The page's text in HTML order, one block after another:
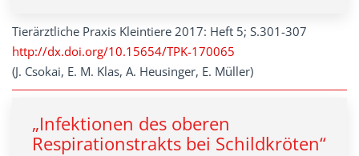
Tierärztliche Praxis Kleintiere 2017: Heft 5; S.301-307
http://dx.doi.org/10.15654/TPK-170065
(J. Csokai, E. M. Klas, A. Heusinger, E. Müller)
„Infektionen des oberen
Respirationstrakts bei Schildkröten“